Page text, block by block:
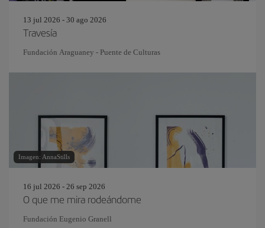
13 jul 2026 - 30 ago 2026
Travesía
Fundación Araguaney - Puente de Culturas
Imagen: AnnaStills
16 jul 2026 - 26 sep 2026
O que me mira rodeándome
Fundación Eugenio Granell